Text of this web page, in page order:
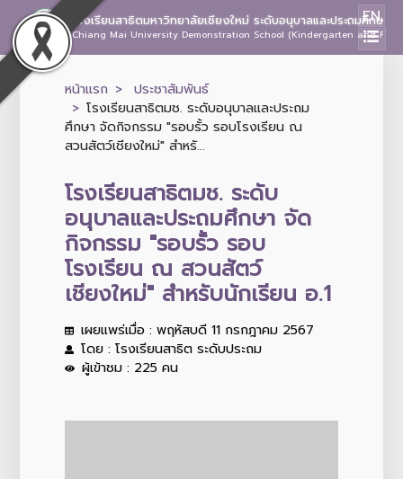
โรงเรียนสาธิตมหาวิทยาลัยเชียงใหม่ ระดับอนุบาลและประถมศึกษา
Chiang Mai University Demonstration School (Kindergarten and
EN
หน้าแรก
ประชาสัมพันธ์
โรงเรียนสาธิตมช. ระดับอนุบาลและประถม
ศึกษา จัดกิจกรรม "รอบรั้ว รอบโรงเรียน ณ
สวนสัตว์เชียงใหม่" สำหรั...
โรงเรียนสาธิตมช. ระดับ
อนุบาลและประถมศึกษา จัด
กิจกรรม "รอบรั้ว รอบ
โรงเรียน ณ สวนสัตว์
เชียงใหม่" สำหรับนักเรียน อ.1
เผยแพร่เมื่อ : พฤหัสบดี 11 กรกฎาคม 2567
โดย : โรงเรียนสาธิต ระดับประถม
ผู้เข้าชม : 225 คน